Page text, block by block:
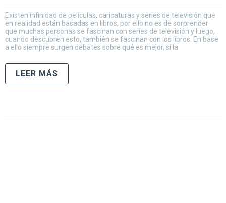
Existen infinidad de películas, caricaturas y series de televisión que
en realidad están basadas en libros, por ello no es de sorprender
que muchas personas se fascinan con series de televisión y luego,
cuando descubren esto, también se fascinan con los libros. En base
a ello siempre surgen debates sobre qué es mejor, si la
LEER MÁS